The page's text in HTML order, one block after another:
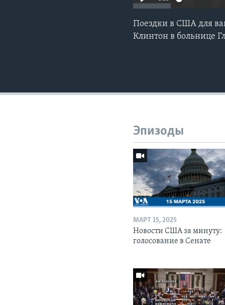
Поездки в США для
Клинтон в больнице
Эпизоды
МАРТ 15, 2025
Новости США за минуту:
голосование в Сенате